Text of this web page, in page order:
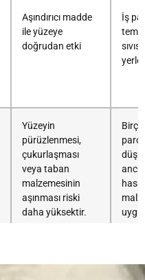
Aşındırıcı madde
ile yüzeye
doğrudan etki
İş
Yüzeyin
pürüzlenmesi,
çukurlaşması
veya taban
malzemesinin
aşınması riski
daha yüksektir.
hassasiyet;